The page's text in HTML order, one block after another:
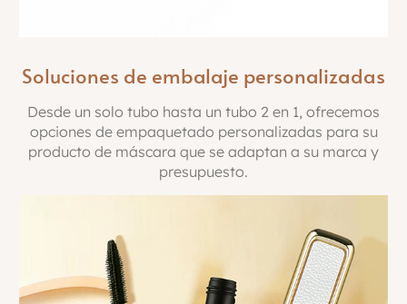
Soluciones de embalaje personalizadas
Desde un solo tubo hasta un tubo 2 en 1, ofrecemos
opciones de empaquetado personalizadas para su
producto de máscara que se adaptan a su marca y
presupuesto.